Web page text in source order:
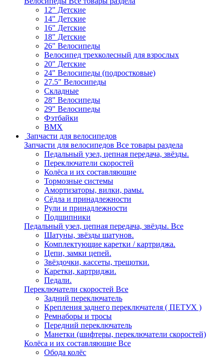
12" Детские
14" Детские
16" Детские
18" Детские
26" Велосипеды
Велосипед трехколесный для взрослых
20" Детские
24" Велосипеды (подростковые)
27.5" Велосипеды
Складные
28" Велосипеды
29" Велосипеды
Фэтбайки
BMX
Запчасти для велосипедов
Запчасти для велосипедов Все товары раздела
Педальный узел, цепная передача, звёзды.
Переключатели скоростей
Колёса и их составляющие
Тормозные системы
Амортизаторы, вилки, рамы.
Сёдла и принадлежности
Рули и принадлежности
Подшипники
Педальный узел, цепная передача, звёзды. Все
Шатуны, звёзды шатунов.
Комплектующие каретки / картриджа.
Цепи, замки цепей.
Звёздочки, кассеты, трещотки.
Каретки, картриджи.
Педали.
Переключатели скоростей Все
Задний переключатель
Крепления заднего переключателя ( ПЕТУХ )
Ремнаборы и тросы
Передний переключатель
Манетки (шифтеры, переключатели скоростей)
Колёса и их составляющие Все
Обода колёс